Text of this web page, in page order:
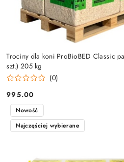
Trociny dla koni ProBioBED Classic
szt.) 205 kg
(0)
Cena:
995.00
DO KOSZYKA
Nowość
Najczęściej wybierane